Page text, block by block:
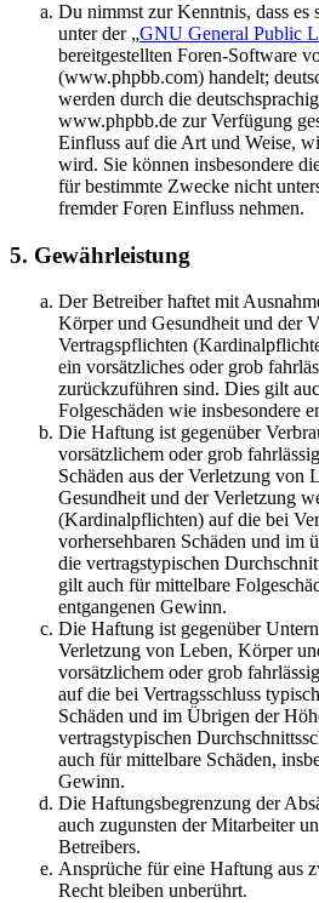
Du nimmst zur Kenntnis, dass
unter der „GNU General Public
bereitgestellten Foren-Software
(www.phpbb.com) handelt;
werden durch die
www.phpbb.de zur Verfügung
Einfluss auf die Art und Weise,
wird. Sie können insbesondere
für bestimmte Zwecke nicht
fremder Foren Einfluss nehmen.
5. Gewährleistung
Der Betreiber haftet mit
Körper und Gesundheit und der
Vertragspflichten
ein vorsätzliches oder grob
zurückzuführen sind. Dies gilt
Folgeschäden wie insbesondere
Die Haftung ist gegenüber
vorsätzlichem oder grob
Schäden aus der Verletzung von
Gesundheit und der Verletzung
(Kardinalpflichten) auf die bei
vorhersehbaren Schäden und im
die vertragstypischen
gilt auch für mittelbare
entgangenen Gewinn.
Die Haftung ist gegenüber
Verletzung von Leben, Körper
vorsätzlichem oder grob
auf die bei Vertragsschluss
Schäden und im Übrigen der
vertragstypischen
auch für mittelbare Schäden,
Gewinn.
Die Haftungsbegrenzung der
auch zugunsten der Mitarbeiter
Betreibers.
Ansprüche für eine Haftung aus
Recht bleiben unberührt.